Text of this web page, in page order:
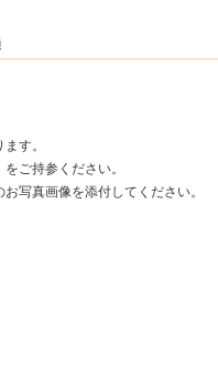
す。
ご持参ください。
写真画像を添付してください。